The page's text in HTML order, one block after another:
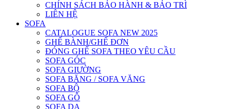
CHÍNH SÁCH BẢO HÀNH & BẢO TRÌ
LIÊN HỆ
SOFA
CATALOGUE SOFA NEW 2025
GHẾ BÀNH/GHẾ ĐƠN
ĐÓNG GHẾ SOFA THEO YÊU CẦU
SOFA GÓC
SOFA GIƯỜNG
SOFA BĂNG / SOFA VĂNG
SOFA BỘ
SOFA GỖ
SOFA DA